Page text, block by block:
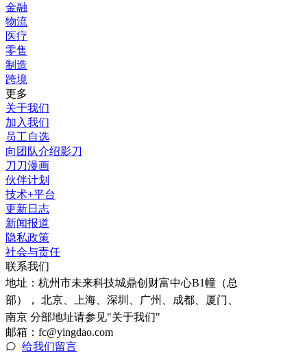
金融
物流
医疗
零售
制造
跨境
更多
关于我们
加入我们
员工自选
向团队介绍影刀
刀刀漫画
伙伴计划
技术+平台
更新日志
新闻报道
隐私政策
社会与责任
联系我们
地址： 杭州市未来科技城鼎创财富中心B1幢（总
部）， 北京、上海、深圳、广州、成都、厦门、
南京 分部地址请参见"关于我们"
邮箱：fc@yingdao.com
给我们留言